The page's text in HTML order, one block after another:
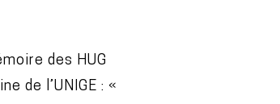
des HUG
de l’UNIGE : «